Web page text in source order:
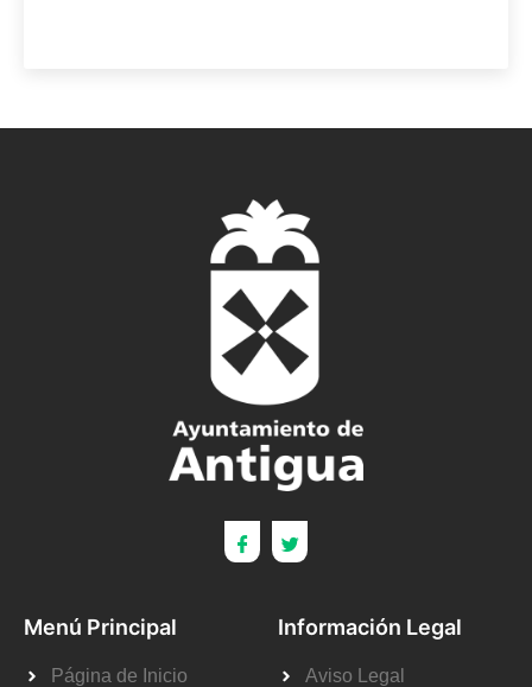
Menú Principal
Página de Inicio
Información Legal
Aviso Legal